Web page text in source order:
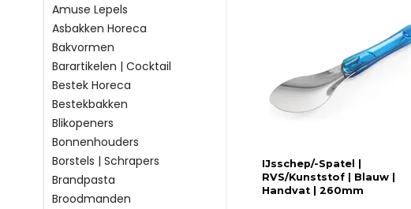
Amuse Lepels
Asbakken Horeca
Bakvormen
Barartikelen | Cocktail
Bestek Horeca
Bestekbakken
Blikopeners
Bonnenhouders
Borstels | Schrapers
Brandpasta
Broodmanden
IJsschep/-Spatel |
RVS/Kunststof | Blauw |
Handvat | 260mm